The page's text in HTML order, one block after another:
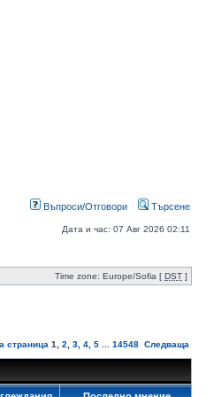
Въпроси/Отговори Търсене
Дата и час: 07 Авг 2026 02:11
Time zone: Europe/Sofia [ DST ]
страница 1 2 3 4 5 14548 Следваща